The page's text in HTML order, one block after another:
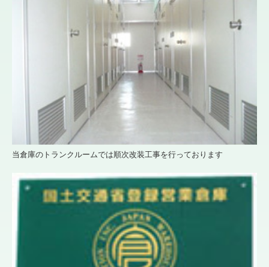
当倉庫のトランクルームでは順次改装工事を行っております